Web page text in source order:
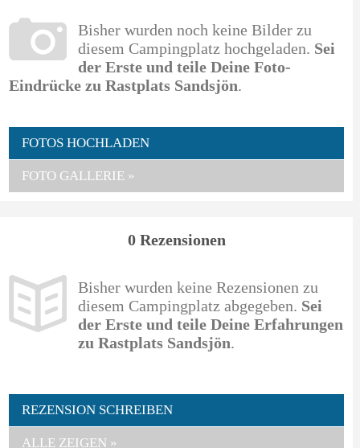
Bisher wurden noch keine Bilder zu
diesem Campingplatz hochgeladen. Sei
der Erste und teile Deine Foto-
Eindrücke zu Rastplats Sandsjön.
FOTOS HOCHLADEN
FOTO GALLERIE »
0 Rezensionen
Bisher wurden keine Rezensionen zu
diesem Campingplatz abgegeben. Sei
der Erste und teile Deine Erfahrungen
zu Rastplats Sandsjön.
REZENSION SCHREIBEN
ALLE ZEIGEN »